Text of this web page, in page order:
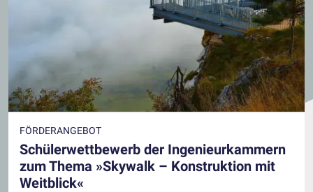
FÖRDERANGEBOT
Schülerwettbewerb der Ingenieurkammern
zum Thema »Skywalk – Konstruktion mit
Weitblick«